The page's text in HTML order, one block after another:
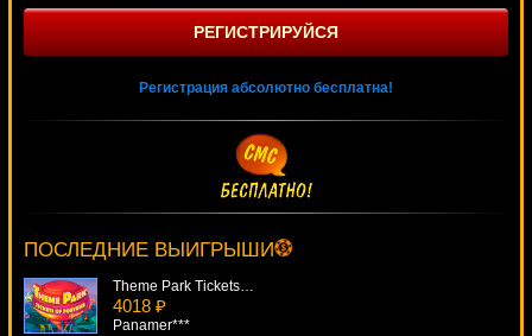
РЕГИСТРИРУЙСЯ
Регистрация абсолютно бесплатна!
ПОСЛЕДНИЕ ВЫИГРЫШИ
Cteb***
Theme Park Tickets Of Fortune
4018 ₽
Panamer***